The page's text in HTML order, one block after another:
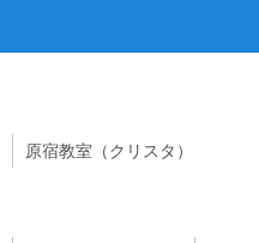
原宿教室（クリスタ）